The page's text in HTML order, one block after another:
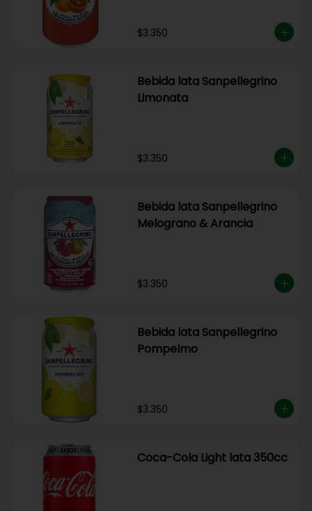
$3.350
Bebida lata Sanpellegrino
Limonata
$3.350
Bebida lata Sanpellegrino
Melograno & Arancia
$3.350
Bebida lata Sanpellegrino
Pompelmo
$3.350
Coca-Cola Light lata 350cc